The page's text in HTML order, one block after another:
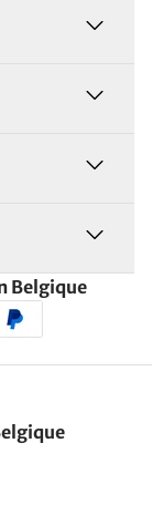
Belgique